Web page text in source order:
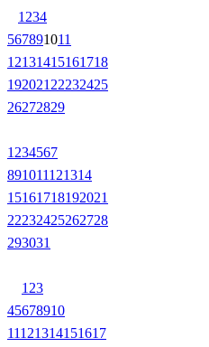
1234
567891011
12131415161718
19202122232425
26272829
1234567
891011121314
15161718192021
22232425262728
293031
123
45678910
11121314151617